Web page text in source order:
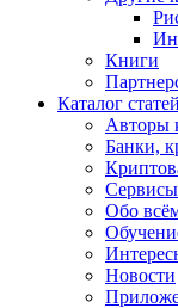
Книги
Каталог статей
Авторы
Банки,
Обо
Новости